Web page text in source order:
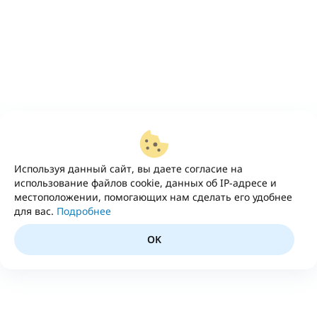
Используя данный сайт, вы даете согласие на
использование файлов cookie, данных об IP-адресе и
местоположении, помогающих нам сделать его удобнее
для вас. Подробнее
OK